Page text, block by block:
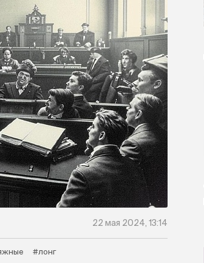
22 мая 2024, 13:14
#лонг